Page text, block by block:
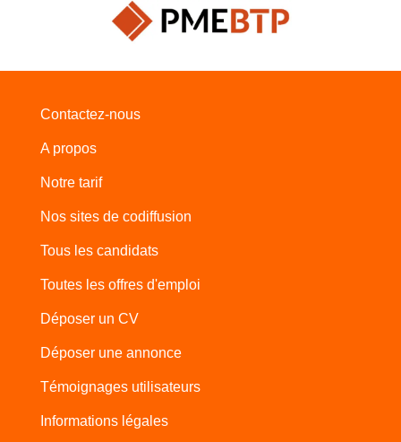
Contactez-nous
A propos
Notre tarif
Nos sites de codiffusion
Tous les candidats
Toutes les offres d'emploi
Déposer un CV
Déposer une annonce
Témoignages utilisateurs
Informations légales